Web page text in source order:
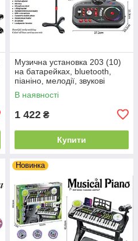
Музична установка 203 (10)
на батарейках, bluetooth,
піаніно, мелодії, звукові
ефекти, запис, підсвічування,
мікрофон, стійка, в
В наявності
1 422 ₴
Купити
Новинка